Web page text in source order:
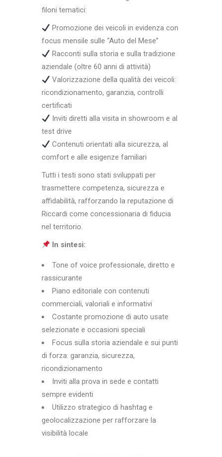
filoni tematici:
Promozione dei veicoli in evidenza con
focus mensile sulle “Auto del Mese”
Racconti sulla storia e sulla tradizione
aziendale (oltre 60 anni di attività)
Valorizzazione della qualità dei veicoli:
ricondizionamento, garanzia, controlli
certificati
Inviti diretti alla visita in showroom e al
test drive
Contenuti orientati alla sicurezza, al
comfort e alle esigenze familiari
Tutti i testi sono stati sviluppati per
trasmettere competenza, sicurezza e
affidabilità, rafforzando la reputazione di
Riccardi come concessionaria di fiducia
nel territorio.
In sintesi:
Tone of voice professionale, diretto e
rassicurante
Piano editoriale con contenuti
commerciali, valoriali e informativi
Costante promozione di auto usate
selezionate e occasioni speciali
Focus sulla storia aziendale e sui punti
di forza: garanzia, sicurezza,
ricondizionamento
Inviti alla prova in sede e contatti
sempre evidenti
Utilizzo strategico di hashtag e
geolocalizzazione per rafforzare la
visibilità locale